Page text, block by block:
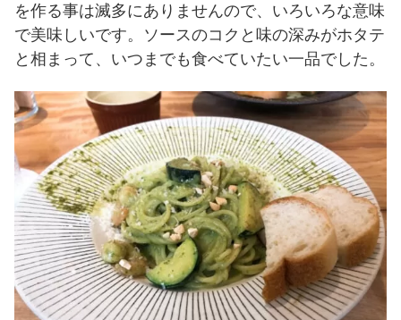
を作る事は滅多にありませんので、いろいろな意味
で美味しいです。ソースのコクと味の深みがホタテ
と相まって、いつまでも食べていたい一品でした。